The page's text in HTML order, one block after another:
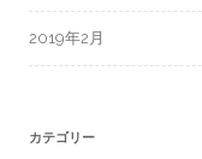
2019年2月
カテゴリー